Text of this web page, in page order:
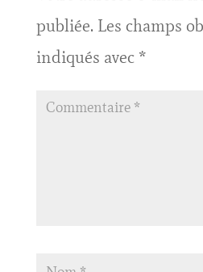
publiée. Les champs
indiqués avec *